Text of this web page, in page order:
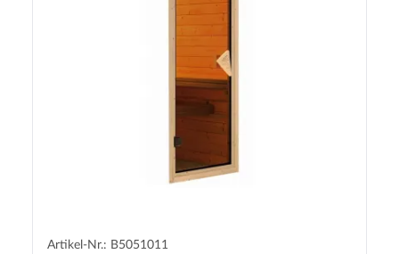
Artikel-Nr.: B5051011